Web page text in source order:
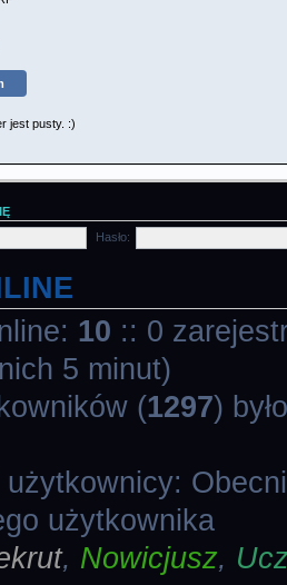
Hasło:
10 :: 0
5 minut)
(1297)
użytkownika
, Nowicjusz,